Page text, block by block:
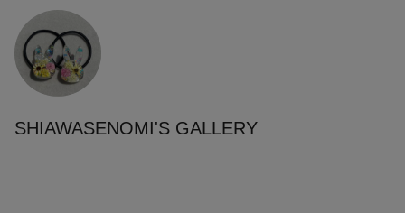
SHIAWASENOMI'S GALLERY